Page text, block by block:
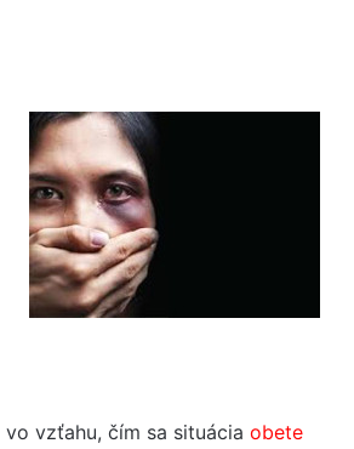
vzťahu, čím sa situácia obete